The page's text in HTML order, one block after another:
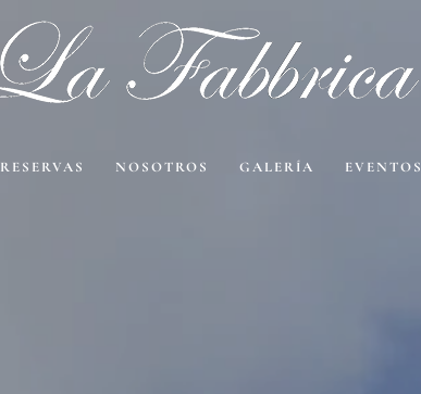
RESERVAS NOSOTROS GALERÍA EVENTOS